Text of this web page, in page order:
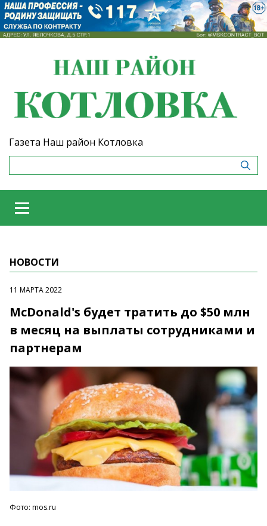
Газета Наш район Котловка
НОВОСТИ
11 МАРТА 2022
McDonald's будет тратить до $50 млн
в месяц на выплаты сотрудниками и
партнерам
Фото: mos.ru